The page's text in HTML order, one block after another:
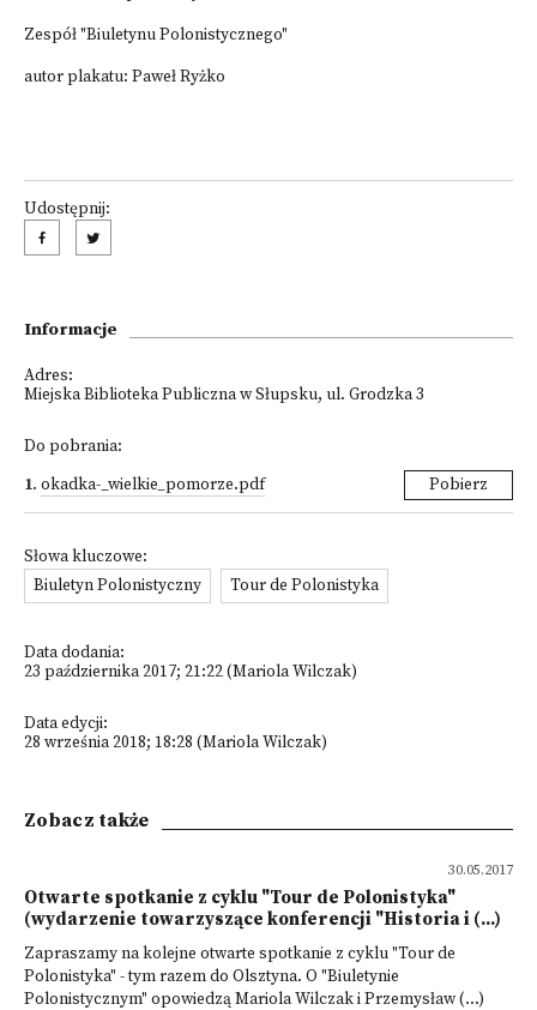
Zespół "Biuletynu Polonistycznego"
autor plakatu: Paweł Ryżko
Udostępnij:
Informacje
Adres:
Miejska Biblioteka Publiczna w Słupsku, ul. Grodzka 3
Do pobrania:
1. okadka-_wielkie_pomorze.pdf Pobierz
Słowa kluczowe:
Biuletyn Polonistyczny
Tour de Polonistyka
Data dodania:
23 października 2017; 21:22 (Mariola Wilczak)
Data edycji:
28 września 2018; 18:28 (Mariola Wilczak)
Zobacz także
30.05.2017
Otwarte spotkanie z cyklu "Tour de Polonistyka"
(wydarzenie towarzyszące konferencji "Historia i (...)
Zapraszamy na kolejne otwarte spotkanie z cyklu "Tour de
Polonistyka" - tym razem do Olsztyna. O "Biuletynie
Polonistycznym" opowiedzą Mariola Wilczak i Przemysław (...)